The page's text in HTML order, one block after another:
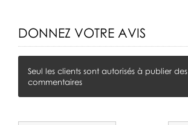
DONNEZ VOTRE AVIS
Seul les clients sont autorisés à publier des
commentaires